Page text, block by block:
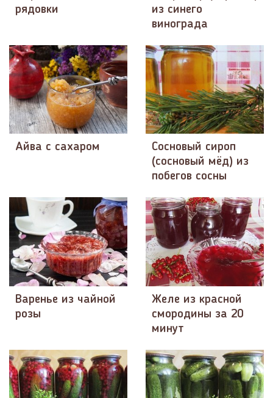
рядовки
из синего
винограда
Айва с сахаром
Сосновый сироп
(сосновый мёд) из
побегов сосны
Варенье из чайной
розы
Желе из красной
смородины за 20
минут